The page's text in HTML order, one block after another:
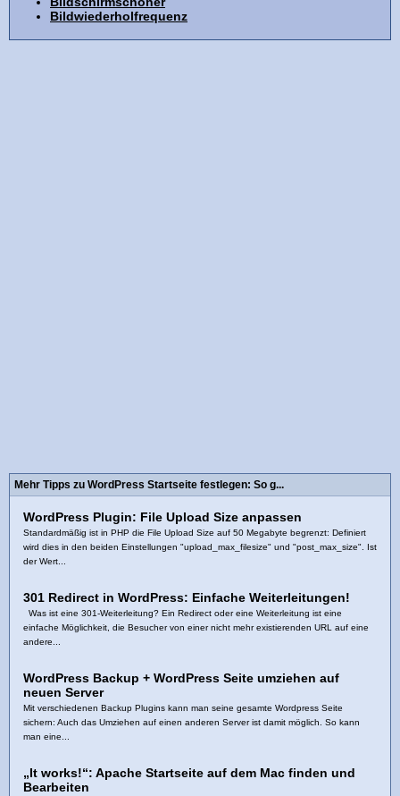
Bildwiederholfrequenz
Mehr Tipps zu WordPress Startseite festlegen: So g...
WordPress Plugin: File Upload Size anpassen
Standardmäßig ist in PHP die File Upload Size auf 50 Megabyte begrenzt: Definiert
wird dies in den beiden Einstellungen "upload_max_filesize" und "post_max_size". Ist
der Wert...
301 Redirect in WordPress: Einfache Weiterleitungen!
Was ist eine 301-Weiterleitung? Ein Redirect oder eine Weiterleitung ist eine
einfache Möglichkeit, die Besucher von einer nicht mehr existierenden URL auf eine
andere...
WordPress Backup + WordPress Seite umziehen auf
neuen Server
Mit verschiedenen Backup Plugins kann man seine gesamte Wordpress Seite
sichern: Auch das Umziehen auf einen anderen Server ist damit möglich. So kann
man eine...
„It works!“: Apache Startseite auf dem Mac finden und
Bearbeiten